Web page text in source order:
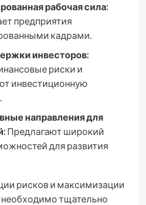
рабочая сила:
предприятия
кадрами.
инвесторов:
риски и
инвестиционную
направления для
Предлагают широкий
для развития
рисков и максимизации
тщательно